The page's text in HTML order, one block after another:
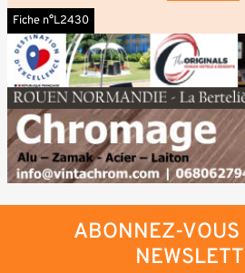
Fiche n°L2430
ABONNEZ-VOUS